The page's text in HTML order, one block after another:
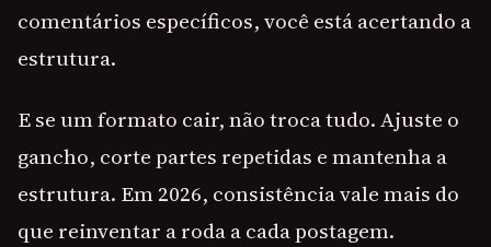
comentários específicos, você está acertando a
estrutura.
E se um formato cair, não troca tudo. Ajuste o
gancho, corte partes repetidas e mantenha a
estrutura. Em 2026, consistência vale mais do
que reinventar a roda a cada postagem.